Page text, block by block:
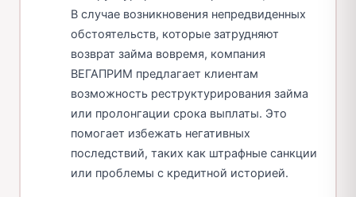
В случае возникновения непредвиденных
обстоятельств, которые затрудняют
возврат займа вовремя, компания
ВЕГАПРИМ предлагает клиентам
возможность реструктурирования займа
или пролонгации срока выплаты. Это
помогает избежать негативных
последствий, таких как штрафные санкции
или проблемы с кредитной историей.